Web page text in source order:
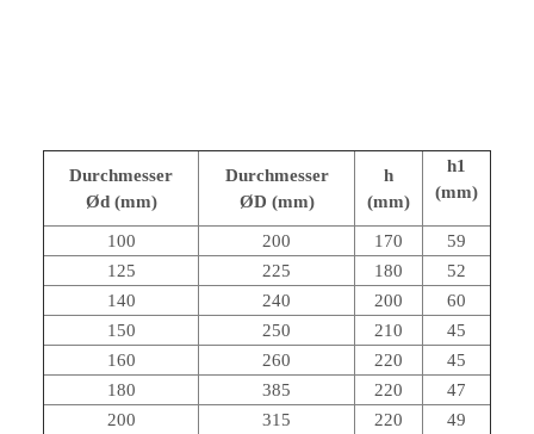
Durchmesser
Ød (mm)
Durchmesser
ØD (mm)
h
(mm)
h1
(mm)
100 200 170
59
125
225 180
52
140
240 200
60
150
250 210
45
160
260 220
45
180
385 220
47
200
315 220 49